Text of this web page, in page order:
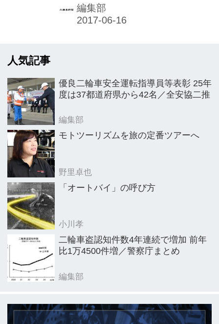
画「リアルモタ女子育成オーディショ
ン」。大阪MCショー応援隊として、
コンの1人を、同ショー内の公開オー
ディションにより現役女子大生から選
卒）の平山奏那子さんが見事グランプ
リに輝き、モタ女子候補生の座をつか
け、熱心に教習に日々励んでいる。
編集部
人気記事
優良二輪車安全運転指導員等表彰 25年
度は37都道府県から42名／全安協二推
編集部
モトツーリズムを旅の定番ツアーへ
野里卓也
「オートバイ」の呼び方
小川孝
二輪車盗認知件数4年連続で増加 前年
比1万4500件増／警察庁まとめ
編集部